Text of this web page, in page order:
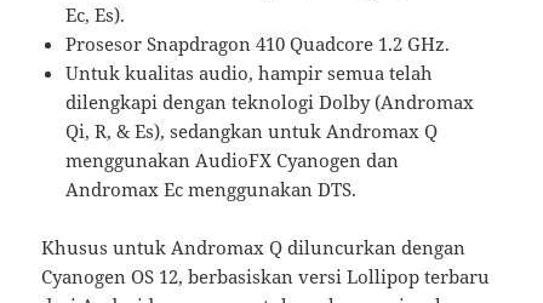
Ec, Es).
Prosesor Snapdragon 410 Quadcore 1.2 GHz.
Untuk kualitas audio, hampir semua telah
dilengkapi dengan teknologi Dolby (Andromax
Qi, R, & Es), sedangkan untuk Andromax Q
menggunakan AudioFX Cyanogen dan
Andromax Ec menggunakan DTS.
Khusus untuk Andromax Q diluncurkan dengan
Cyanogen OS 12, berbasiskan versi Lollipop terbaru